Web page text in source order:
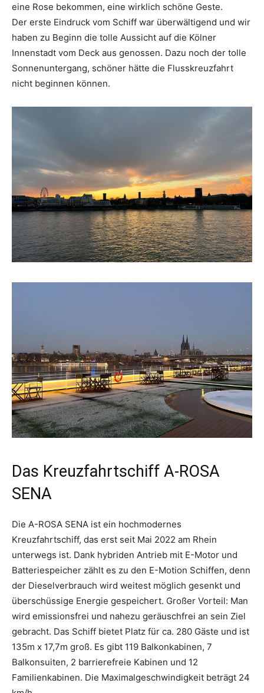
eine Rose bekommen, eine wirklich schöne Geste.
Der erste Eindruck vom Schiff war überwältigend und wir
haben zu Beginn die tolle Aussicht auf die Kölner
Innenstadt vom Deck aus genossen. Dazu noch der tolle
Sonnenuntergang, schöner hätte die Flusskreuzfahrt
nicht beginnen können.
Das Kreuzfahrtschiff A-ROSA
SENA
Die A-ROSA SENA ist ein hochmodernes
Kreuzfahrtschiff, das erst seit Mai 2022 am Rhein
unterwegs ist. Dank hybriden Antrieb mit E-Motor und
Batteriespeicher zählt es zu den E-Motion Schiffen, denn
der Dieselverbrauch wird weitest möglich gesenkt und
überschüssige Energie gespeichert. Großer Vorteil: Man
wird emissionsfrei und nahezu geräuschfrei an sein Ziel
gebracht. Das Schiff bietet Platz für ca. 280 Gäste und ist
135m x 17,7m groß. Es gibt 119 Balkonkabinen, 7
Balkonsuiten, 2 barrierefreie Kabinen und 12
Familienkabinen. Die Maximalgeschwindigkeit beträgt 24